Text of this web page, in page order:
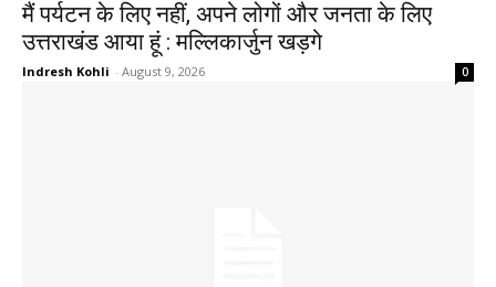
मैं पर्यटन के लिए नहीं, अपने लोगों और जनता के लिए
उत्तराखंड आया हूं : मल्लिकार्जुन खड़गे
Indresh Kohli - August 9, 2026 0